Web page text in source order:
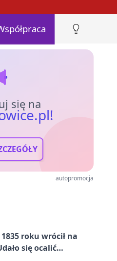
się na
autopromocja
roku wrócił na
się ocalić